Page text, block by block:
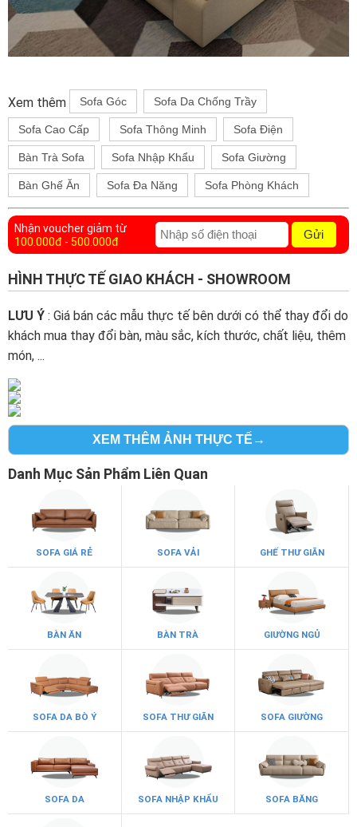
Xem thêm Sofa Góc Sofa Da Chống Trầy
Sofa Cao Cấp Sofa Thông Minh Sofa Điện
Bàn Trà Sofa Sofa Nhập Khẩu Sofa Giường
Bàn Ghế Ăn Sofa Đa Năng Sofa Phòng Khách
Nhận voucher giảm từ
100.000đ - 500.000đ
Gửi
HÌNH THỰC TẾ GIAO KHÁCH - SHOWROOM
LƯU Ý : Giá bán các mẫu thực tế bên dưới có thể thay đổi do
khách mua thay đổi bàn, màu sắc, kích thước, chất liệu, thêm
món, ...
XEM THÊM ẢNH THỰC TẾ→
Danh Mục Sản Phẩm Liên Quan
SOFA GIÁ RẺ SOFA VẢI GHẾ THƯ GIÃN
BÀN ĂN BÀN TRÀ GIƯỜNG NGỦ
SOFA DA BÒ Ý SOFA THƯ GIÃN SOFA GIƯỜNG
SOFA DA SOFA NHẬP KHẨU SOFA BĂNG